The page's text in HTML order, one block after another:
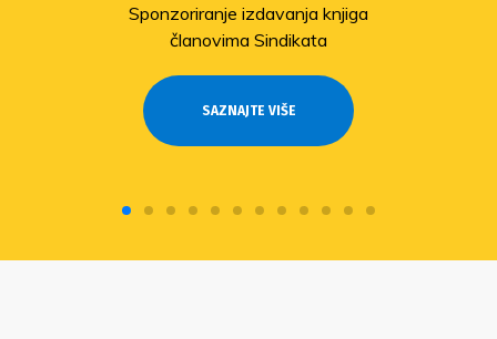
Sponzoriranje izdavanja knjiga
članovima Sindikata
SAZNAJTE VIŠE